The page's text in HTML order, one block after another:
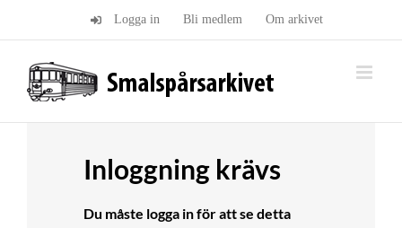
Logga in Bli medlem Om arkivet
Inloggning krävs
Du måste logga in för att se detta